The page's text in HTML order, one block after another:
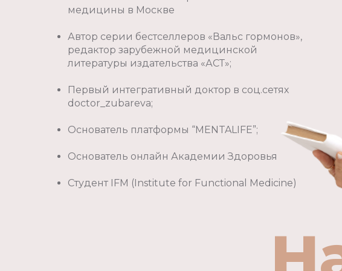
медицины в Москве
Автор серии бестселлеров «Вальс гормонов»,
редактор зарубежной медицинской
литературы издательства «АСТ»;
Первый интегративный доктор в соц.сетях
doctor_zubareva;
Основатель платформы “MENTALIFE”;
Основатель онлайн Академии Здоровья
Студент IFM (Institute for Functional Medicine)